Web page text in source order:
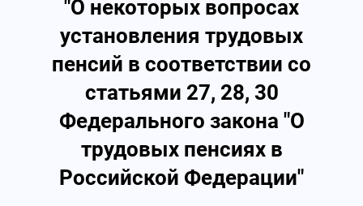
"О некоторых вопросах
установления трудовых
пенсий в соответствии со
статьями 27, 28, 30
Федерального закона "О
трудовых пенсиях в
Российской Федерации"